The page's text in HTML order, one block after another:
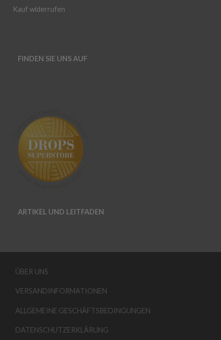
Kauf widerrufen
FINDEN SIE UNS AUF
ARTIKEL UND LEITFADEN
ÜBER UNS
VERSANDINFORMATIONEN
ALLGEMEINE GESCHÄFTSBEDINGUNGEN
DATENSCHUTZERKLÄRUNG